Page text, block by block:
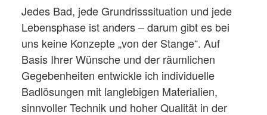
Jedes Bad, jede Grundrisssituation und jede
Lebensphase ist anders – darum gibt es bei
uns keine Konzepte „von der Stange“. Auf
Basis Ihrer Wünsche und der räumlichen
Gegebenheiten entwickle ich individuelle
Badlösungen mit langlebigen Materialien,
sinnvoller Technik und hoher Qualität in der